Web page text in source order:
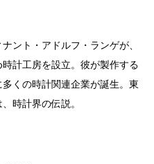
ント・アドルフ・ランゲが、
計工房を設立。彼が製作する
くの時計関連企業が誕生。東
時計界の伝説。